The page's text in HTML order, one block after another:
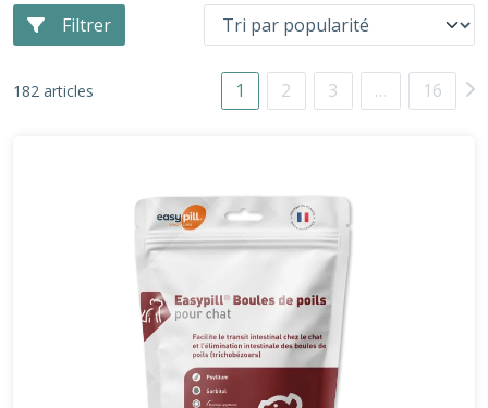
Filtrer
182 articles 1 2 3 … 16